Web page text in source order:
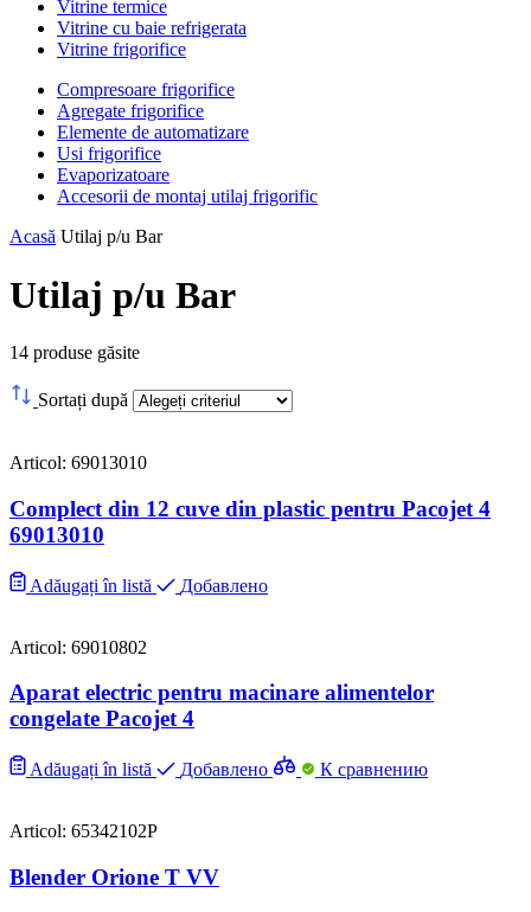
Vitrine termice
Vitrine cu baie refrigerata
Vitrine frigorifice
Compresoare frigorifice
Agregate frigorifice
Elemente de automatizare
Usi frigorifice
Evaporizatoare
Accesorii de montaj utilaj frigorific
Acasă Utilaj p/u Bar
Utilaj p/u Bar
14 produse găsite
Sortați după
Articol: 69013010
Complect din 12 cuve din plastic pentru Pacojet 4
69013010
Adăugați în listă Добавлено
Articol: 69010802
Aparat electric pentru macinare alimentelor
congelate Pacojet 4
Adăugați în listă Добавлено К сравнению
Articol: 65342102P
Blender Orione T VV